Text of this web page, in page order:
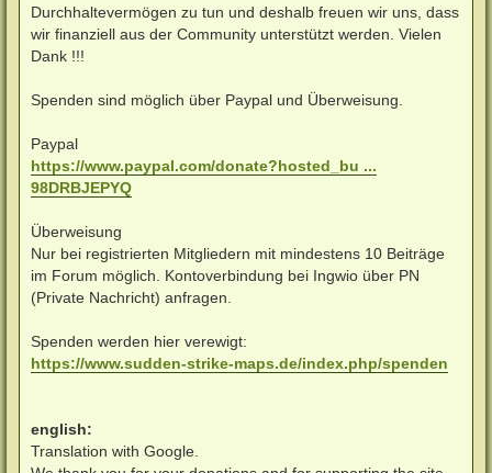
Durchhaltevermögen zu tun und deshalb freuen wir uns, dass
wir finanziell aus der Community unterstützt werden. Vielen
Dank !!!
Spenden sind möglich über Paypal und Überweisung.
Paypal
https://www.paypal.com/donate?hosted_bu ...
98DRBJEPYQ
Überweisung
Nur bei registrierten Mitgliedern mit mindestens 10 Beiträge
im Forum möglich. Kontoverbindung bei Ingwio über PN
(Private Nachricht) anfragen.
Spenden werden hier verewigt:
https://www.sudden-strike-maps.de/index.php/spenden
english:
Translation with Google.